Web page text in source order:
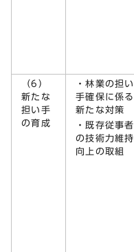
（6）
新たな
担い手
の育成
・林業の担い
手確保に係る
新たな対策
・既存従事者
の技術力維持
向上の取組